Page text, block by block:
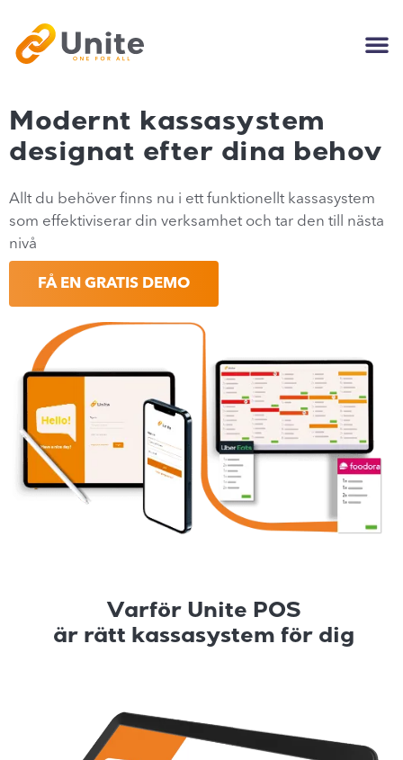
Modernt kassasystem
designat efter dina behov
Allt du behöver finns nu i ett funktionellt kassasystem
som effektiviserar din verksamhet och tar den till nästa
nivå
FÅ EN GRATIS DEMO
Varför Unite POS
är rätt kassasystem för dig